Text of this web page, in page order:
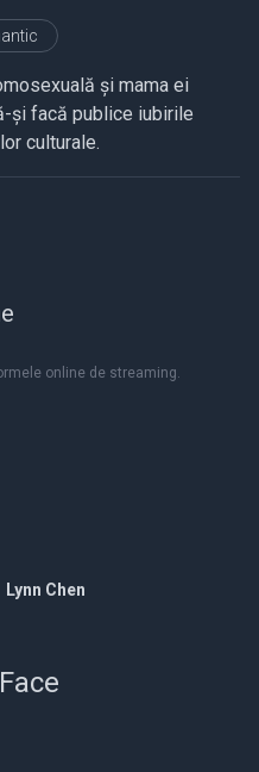
și mama ei
și facă publice iubirile
culturale.
Lynn Chen
online de streaming.